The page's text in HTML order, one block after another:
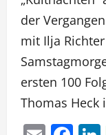
der
mit Ilja
ersten 100
Thomas Heck